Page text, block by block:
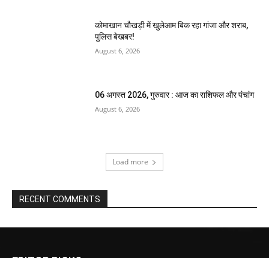
कोमाखान चौखड़ी में खुलेआम बिक रहा गांजा और शराब,
पुलिस बेखबर!
August 6, 2026
06 अगस्त 2026, गुरुवार : आज का राशिफल और पंचांग
August 6, 2026
Load more
RECENT COMMENTS